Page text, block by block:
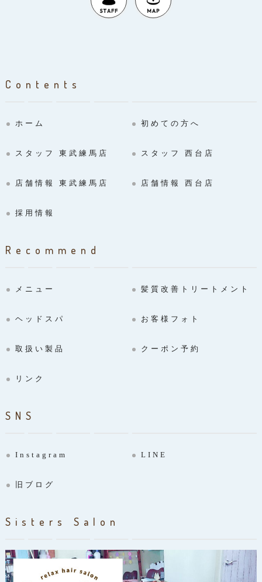
Contents
ホーム 初めての方へ
スタッフ 東武練馬店 スタッフ 西台店
店舗情報 東武練馬店 店舗情報 西台店
採用情報
Recommend
メニュー 髪質改善トリートメント
ヘッドスパ お客様フォト
取扱い製品 クーポン予約
リンク
SNS
Instagram LINE
旧ブログ
Sisters Salon